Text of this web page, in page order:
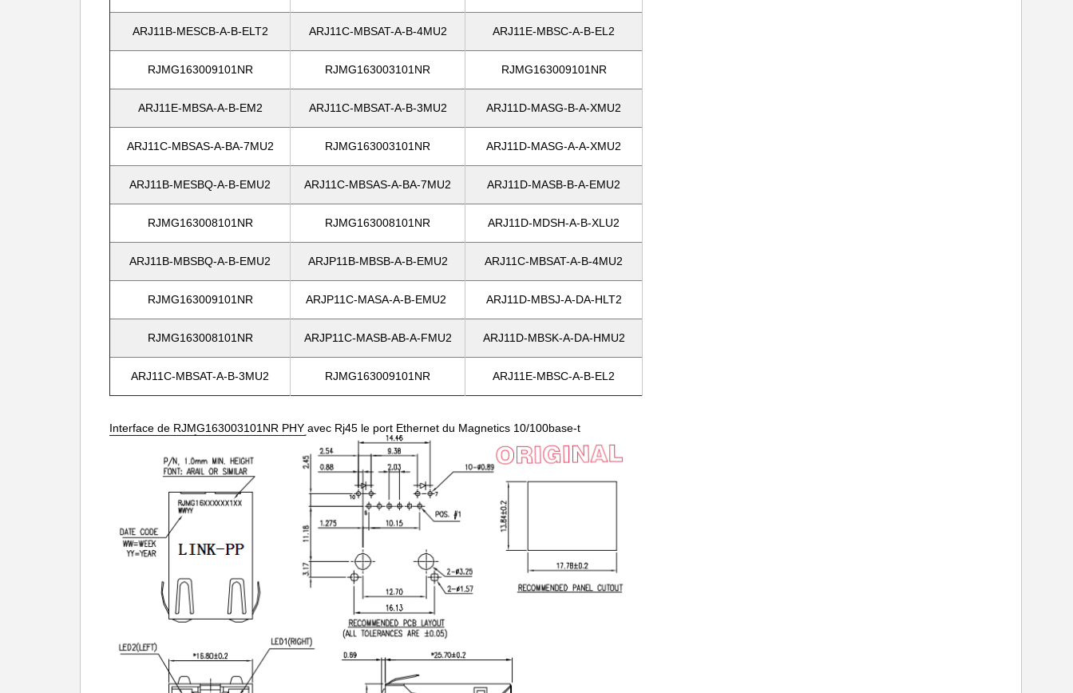
ARJ11B-MESCB-A-B-ELT2 ARJ11C-MBSAT-A-B-4MU2 ARJ11E-MBSC-A-B-EL2
RJMG163009101NR RJMG163003101NR RJMG163009101NR
ARJ11E-MBSA-A-B-EM2 ARJ11C-MBSAT-A-B-3MU2 ARJ11D-MASG-B-A-XMU2
ARJ11C-MBSAS-A-BA-7MU2 RJMG163003101NR ARJ11D-MASG-A-A-XMU2
ARJ11B-MESBQ-A-B-EMU2 ARJ11C-MBSAS-A-BA-7MU2 ARJ11D-MASB-B-A-EMU2
RJMG163008101NR RJMG163008101NR ARJ11D-MDSH-A-B-XLU2
ARJ11B-MBSBQ-A-B-EMU2 ARJP11B-MBSB-A-B-EMU2 ARJ11C-MBSAT-A-B-4MU2
RJMG163009101NR ARJP11C-MASA-A-B-EMU2 ARJ11D-MBSJ-A-DA-HLT2
RJMG163008101NR ARJP11C-MASB-AB-A-FMU2 ARJ11D-MBSK-A-DA-HMU2
ARJ11C-MBSAT-A-B-3MU2 RJMG163009101NR ARJ11E-MBSC-A-B-EL2
Interface de RJMG163003101NR PHY avec Rj45 le port Ethernet du Magnetics 10/100base-t